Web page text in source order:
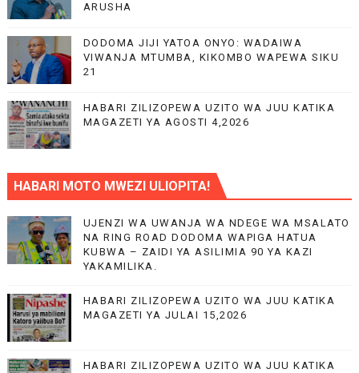
ARUSHA
DODOMA JIJI YATOA ONYO: WADAIWA
VIWANJA MTUMBA, KIKOMBO WAPEWA SIKU
21
HABARI ZILIZOPEWA UZITO WA JUU KATIKA
MAGAZETI YA AGOSTI 4,2026
HABARI MOTO MWEZI ULIOPITA!
UJENZI WA UWANJA WA NDEGE WA MSALATO
NA RING ROAD DODOMA WAPIGA HATUA
KUBWA – ZAIDI YA ASILIMIA 90 YA KAZI
YAKAMILIKA.
HABARI ZILIZOPEWA UZITO WA JUU KATIKA
MAGAZETI YA JULAI 15,2026
HABARI ZILIZOPEWA UZITO WA JUU KATIKA